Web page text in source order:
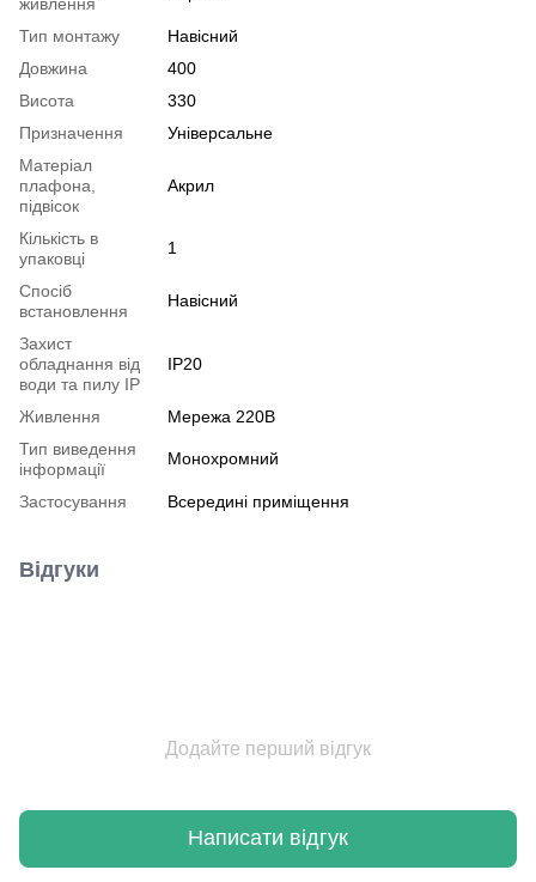
Тип монтажу
Навісний
Довжина
400
Висота
330
Призначення
Універсальне
Матеріал
плафона,
підвісок
Акрил
Кількість в
упаковці
1
Спосіб
встановлення
Навісний
Захист
обладнання від
води та пилу IP
IP20
Живлення
Мережа 220В
Тип виведення
інформації
Монохромний
Застосування Всередині приміщення
Відгуки
Додайте перший відгук
Написати відгук